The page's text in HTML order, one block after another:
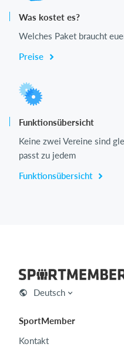
Was kostet es?
Welches Paket braucht
Preise
Funktionsübersicht
Keine zwei Vereine sind
passt zu jedem
Funktionsübersicht
Deutsch
SportMember
Kontakt